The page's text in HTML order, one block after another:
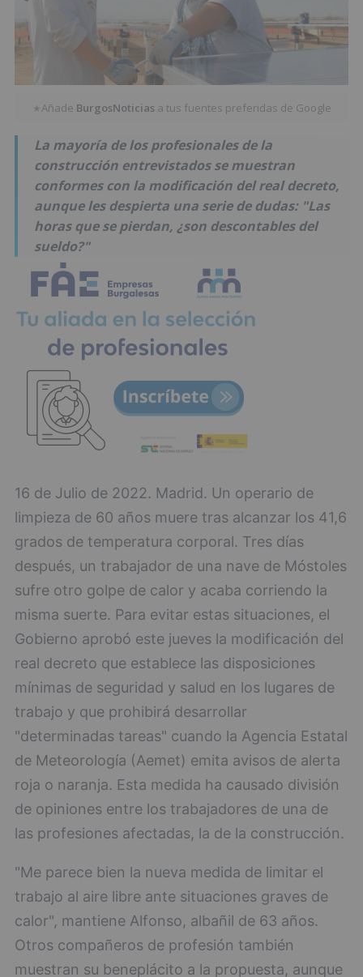
★Añade BurgosNoticias a tus fuentes preferidas de Google
La mayoría de los profesionales de la
construcción entrevistados se muestran
conformes con la modificación del real decreto,
aunque les despierta una serie de dudas: "Las
horas que se pierdan, ¿son descontables del
sueldo?"
16 de Julio de 2022. Madrid. Un operario de
limpieza de 60 años muere tras alcanzar los 41,6
grados de temperatura corporal. Tres días
después, un trabajador de una nave de Móstoles
sufre otro golpe de calor y acaba corriendo la
misma suerte. Para evitar estas situaciones, el
Gobierno aprobó este jueves la modificación del
real decreto que establece las disposiciones
mínimas de seguridad y salud en los lugares de
trabajo y que prohibirá desarrollar
"determinadas tareas" cuando la Agencia Estatal
de Meteorología (Aemet) emita avisos de alerta
roja o naranja. Esta medida ha causado división
de opiniones entre los trabajadores de una de
las profesiones afectadas, la de la construcción.
"Me parece bien la nueva medida de limitar el
trabajo al aire libre ante situaciones graves de
calor", mantiene Alfonso, albañil de 63 años.
Otros compañeros de profesión también
muestran su beneplácito a la propuesta, aunque